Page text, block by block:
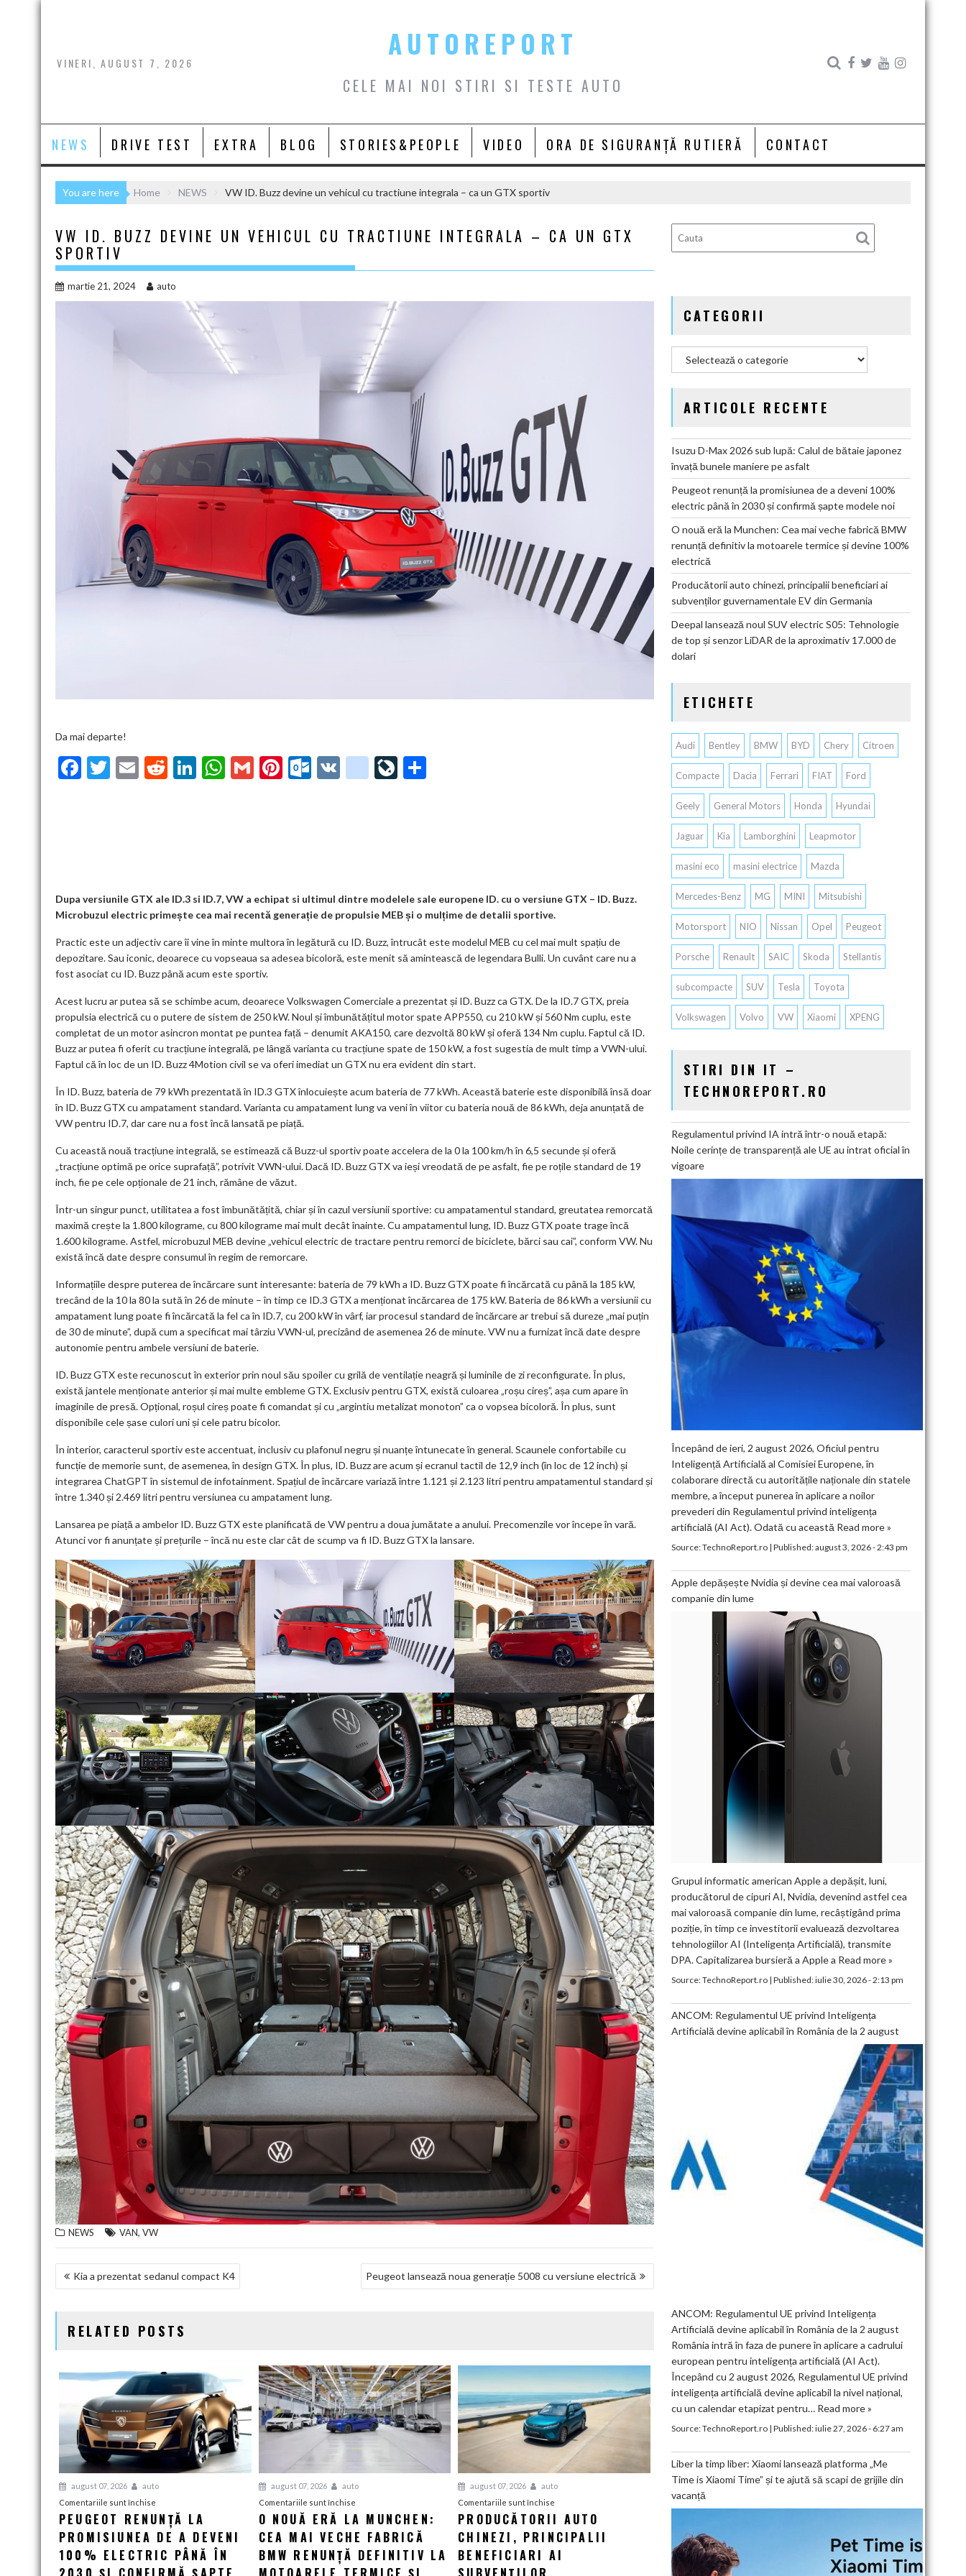
Skip
VINERI, AUGUST 7, 2026
AUTOREPORT
CELE MAI NOI STIRI SI TESTE AUTO
NEWS DRIVE TEST EXTRA BLOG STORIES&PEOPLE VIDEO ORA DE SIGURANȚĂ RUTIERĂ CONTACT
You are here Home NEWS VW ID. Buzz devine un vehicul cu tractiune integrala – ca un GTX sportiv
VW ID. BUZZ DEVINE UN VEHICUL CU TRACTIUNE INTEGRALA – CA UN GTX
SPORTIV
martie 21, 2024 auto
Da mai departe!
F
k
T
E
R
Li W
p
G
Pi O
m
g
o
k
ar
ks
Li
Dupa versiunile GTX ale ID.3 si ID.7, VW a echipat si ultimul dintre modelele sale europene ID. cu o versiune GTX – ID. Buzz.
Microbuzul electric primește cea mai recentă generație de propulsie MEB și o mulțime de detalii sportive.
Practic este un adjectiv care îi vine în minte multora în legătură cu ID. Buzz, întrucât este modelul MEB cu cel mai mult spațiu de
depozitare. Sau iconic, deoarece cu vopseaua sa adesea bicoloră, este menit să amintească de legendara Bulli. Un cuvânt care nu a
fost asociat cu ID. Buzz până acum este sportiv.
Acest lucru ar putea să se schimbe acum, deoarece Volkswagen Comerciale a prezentat și ID. Buzz ca GTX. De la ID.7 GTX, preia
propulsia electrică cu o putere de sistem de 250 kW. Noul și îmbunătățitul motor spate APP550, cu 210 kW și 560 Nm cuplu, este
completat de un motor asincron montat pe puntea față – denumit AKA150, care dezvoltă 80 kW și oferă 134 Nm cuplu. Faptul că ID.
Buzz ar putea fi oferit cu tracțiune integrală, pe lângă varianta cu tracțiune spate de 150 kW, a fost sugestia de mult timp a VWN-ului.
Faptul că în loc de un ID. Buzz 4Motion civil se va oferi imediat un GTX nu era evident din start.
În ID. Buzz, bateria de 79 kWh prezentată în ID.3 GTX înlocuiește acum bateria de 77 kWh. Această baterie este disponibilă însă doar
în ID. Buzz GTX cu ampatament standard. Varianta cu ampatament lung va veni în viitor cu bateria nouă de 86 kWh, deja anunțată de
VW pentru ID.7, dar care nu a fost încă lansată pe piață.
Cu această nouă tracțiune integrală, se estimează că Buzz-ul sportiv poate accelera de la 0 la 100 km/h în 6,5 secunde și oferă
„tracțiune optimă pe orice suprafață”, potrivit VWN-ului. Dacă ID. Buzz GTX va ieși vreodată de pe asfalt, fie pe roțile standard de 19
inch, fie pe cele opționale de 21 inch, rămâne de văzut.
Într-un singur punct, utilitatea a fost îmbunătățită, chiar și în cazul versiunii sportive: cu ampatamentul standard, greutatea remorcată
maximă crește la 1.800 kilograme, cu 800 kilograme mai mult decât înainte. Cu ampatamentul lung, ID. Buzz GTX poate trage încă
1.600 kilograme. Astfel, microbuzul MEB devine „vehicul electric de tractare pentru remorci de biciclete, bărci sau cai”, conform VW. Nu
există încă date despre consumul în regim de remorcare.
Informațiile despre puterea de încărcare sunt interesante: bateria de 79 kWh a ID. Buzz GTX poate fi încărcată cu până la 185 kW,
trecând de la 10 la 80 la sută în 26 de minute – în timp ce ID.3 GTX a menționat încărcarea de 175 kW. Bateria de 86 kWh a versiunii cu
ampatament lung poate fi încărcată la fel ca în ID.7, cu 200 kW în vârf, iar procesul standard de încărcare ar trebui să dureze „mai puțin
de 30 de minute”, după cum a specificat mai târziu VWN-ul, precizând de asemenea 26 de minute. VW nu a furnizat încă date despre
autonomie pentru ambele versiuni de baterie.
ID. Buzz GTX este recunoscut în exterior prin noul său spoiler cu grilă de ventilație neagră și luminile de zi reconfigurate. În plus,
există jantele menționate anterior și mai multe embleme GTX. Exclusiv pentru GTX, există culoarea „roșu cireș”, așa cum apare în
imaginile de presă. Opțional, roșul cireș poate fi comandat și cu „argintiu metalizat monoton” ca o vopsea bicoloră. În plus, sunt
disponibile cele șase culori uni și cele patru bicolor.
În interior, caracterul sportiv este accentuat, inclusiv cu plafonul negru și nuanțe întunecate în general. Scaunele confortabile cu
funcție de memorie sunt, de asemenea, în design GTX. În plus, ID. Buzz are acum și ecranul tactil de 12,9 inch (în loc de 12 inch) și
integrarea ChatGPT în sistemul de infotainment. Spațiul de încărcare variază între 1.121 și 2.123 litri pentru ampatamentul standard și
între 1.340 și 2.469 litri pentru versiunea cu ampatament lung.
Lansarea pe piață a ambelor ID. Buzz GTX este planificată de VW pentru a doua jumătate a anului. Precomenzile vor începe în vară.
Atunci vor fi anunțate și prețurile – încă nu este clar cât de scump va fi ID. Buzz GTX la lansare.
NEWS VAN, VW
NAVIGARE
Kia a prezentat sedanul compact K4 Peugeot lansează noua generație 5008 cu versiune electrică
RELATED POSTS
august 07, 2026
auto
Comentariile sunt închise
Peugeot
renunță
la
promisiunea
PEUGEOT RENUNȚĂ LA
PROMISIUNEA DE A DEVENI
100% ELECTRIC PÂNĂ ÎN
august 07, 2026
auto
Comentariile sunt închisepentru
O
nouă
eră
O NOUĂ ERĂ LA MUNCHEN:
CEA MAI VECHE FABRICĂ
BMW RENUNȚĂ DEFINITIV LA
august 07, 2026
auto
Comentariile sunt închise
Producătorii
auto
chinezi,
PRODUCĂTORII AUTO
CHINEZI, PRINCIPALII
BENEFICIARI AI
CATEGORII
ARTICOLE RECENTE
Isuzu D-Max 2026 sub lupă: Calul de bătaie japonez
învață bunele maniere pe asfalt
Peugeot renunță la promisiunea de a deveni 100%
electric până în 2030 și confirmă șapte modele noi
O nouă eră la Munchen: Cea mai veche fabrică BMW
renunță definitiv la motoarele termice și devine 100%
electrică
Producătorii auto chinezi, principalii beneficiari ai
subvenților guvernamentale EV din Germania
Deepal lansează noul SUV electric S05: Tehnologie
de top și senzor LiDAR de la aproximativ 17.000 de
dolari
ETICHETE
Audi Bentley BMW BYD Chery Citroen
Compacte Dacia Ferrari FIAT Ford
Geely General Motors Honda Hyundai
Jaguar Kia Lamborghini Leapmotor
masini eco masini electrice Mazda
Mercedes-Benz MG MINI Mitsubishi
Motorsport NIO Nissan Opel Peugeot
Porsche Renault SAIC Skoda Stellantis
subcompacte SUV Tesla Toyota
Volkswagen Volvo VW Xiaomi XPENG
STIRI DIN IT –
TECHNOREPORT.RO
Regulamentul privind IA intră într-o nouă etapă:
Noile cerințe de transparență ale UE au intrat oficial în
vigoare
Începând de ieri, 2 august 2026, Oficiul pentru
Inteligență Artificială al Comisiei Europene, în
colaborare directă cu autoritățile naționale din statele
membre, a început punerea în aplicare a noilor
prevederi din Regulamentul privind inteligența
artificială (AI Act). Odată cu această Read more »
Source:TechnoReport.ro| Published:august 3, 2026 - 2:43 pm
Apple depășește Nvidia și devine cea mai valoroasă
companie din lume
Grupul informatic american Apple a depășit, luni,
producătorul de cipuri AI, Nvidia, devenind astfel cea
mai valoroasă companie din lume, recâștigând prima
poziție, în timp ce investitorii evaluează dezvoltarea
tehnologiilor AI (Inteligența Artificială), transmite
DPA. Capitalizarea bursieră a Apple a Read more »
Source:TechnoReport.ro| Published:iulie 30, 2026 - 2:13 pm
ANCOM: Regulamentul UE privind Inteligența
Artificială devine aplicabil în România de la 2 august
ANCOM: Regulamentul UE privind Inteligența
Artificială devine aplicabil în România de la 2 august
România intră în faza de punere în aplicare a cadrului
european pentru inteligența artificială (AI Act).
Începând cu 2 august 2026, Regulamentul UE privind
inteligența artificială devine aplicabil la nivel național,
cu un calendar etapizat pentru… Read more »
Source:TechnoReport.ro| Published:iulie 27, 2026 - 6:27 am
Liber la timp liber: Xiaomi lansează platforma „Me
Time is Xiaomi Time” și te ajută să scapi de grijile din
vacanță